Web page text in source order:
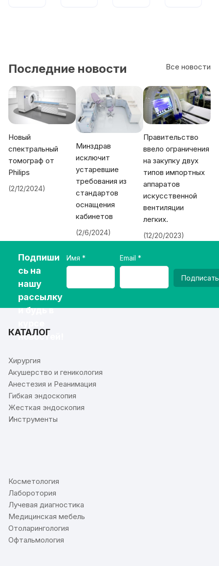
Все новости
Последние новости
Новый
спектральный
томограф от
Philips
(2/12/2024)
Минздрав
исключит
устаревшие
требования из
стандартов
оснащения
кабинетов
(2/6/2024)
Правительство
ввело ограничения
на закупку двух
типов импортных
аппаратов
искусственной
вентиляции
легких.
(12/20/2023)
Подпиши
сь на
нашу
рассылку
и будь в
новостей!
Имя Email
КАТАЛОГ
Хирургия
Акушерство и геникология
Анестезия и Реанимация
Гибкая эндоскопия
Жесткая эндоскопия
Инструменты
Косметология
Лаборотория
Лучевая диагностика
Медицинская мебель
Отоларингология
Офтальмология